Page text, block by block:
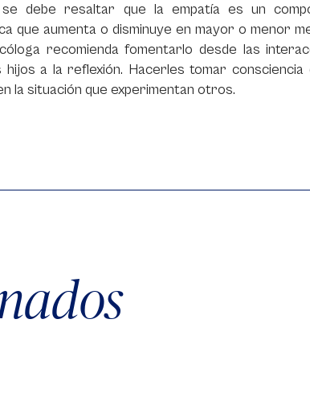
se debe resaltar que la empatía es un
que aumenta o disminuye en mayor o menor
recomienda fomentarlo desde las
hijos a la reflexión. Hacerles tomar
la situación que experimentan otros.